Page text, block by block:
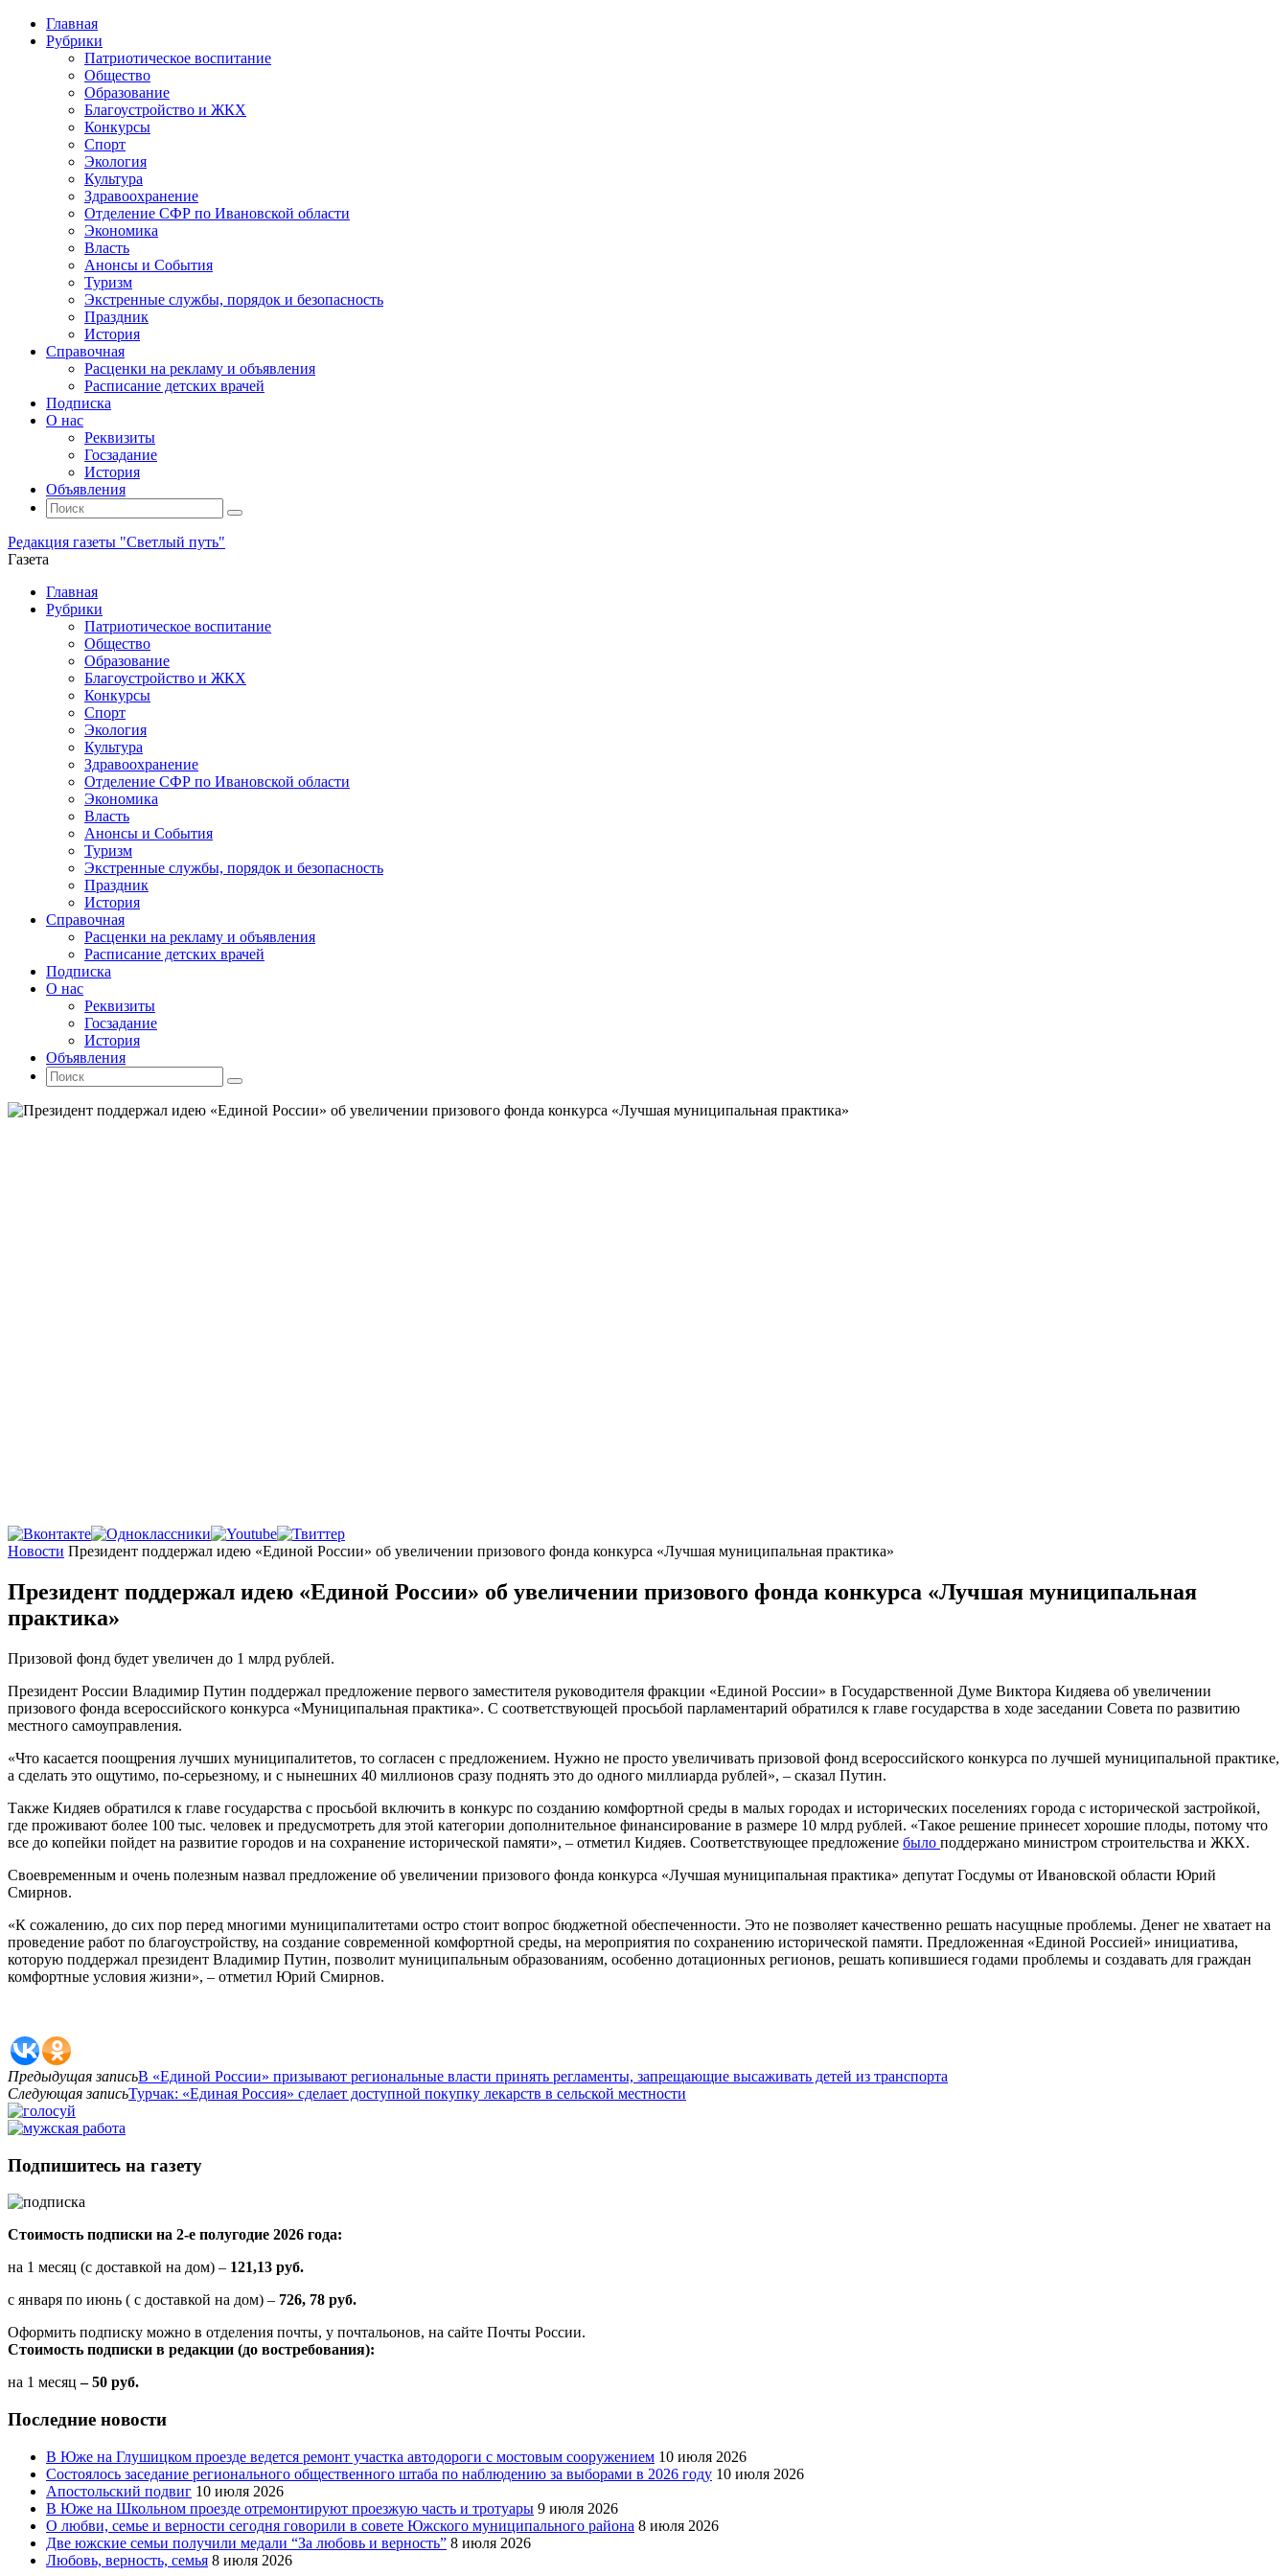
Главная
Рубрики
Патриотическое воспитание
Общество
Образование
Благоустройство и ЖКХ
Конкурсы
Спорт
Экология
Культура
Здравоохранение
Отделение СФР по Ивановской области
Экономика
Власть
Анонсы и События
Туризм
Экстренные службы, порядок и безопасность
Праздник
История
Справочная
Расценки на рекламу и объявления
Расписание детских врачей
Подписка
О нас
Реквизиты
Госзадание
История
Объявления
Поиск
Искать:
Поиск
Редакция газеты "Светлый путь"
Газета
Промотать
содержимому
Главная
Рубрики
Патриотическое воспитание
Общество
Образование
Благоустройство и ЖКХ
Конкурсы
Спорт
Экология
Культура
Здравоохранение
Отделение СФР по Ивановской области
Экономика
Власть
Анонсы и События
Туризм
Экстренные службы, порядок и безопасность
Праздник
История
Справочная
Расценки на рекламу и объявления
Расписание детских врачей
Подписка
О нас
Реквизиты
Госзадание
История
Объявления
Поиск
Искать:
Поиск
Главная
Новости Президент поддержал идею «Единой России» об увеличении призового фонда конкурса «Лучшая муниципальная практика»
Президент поддержал идею «Единой России» об увеличении призового фонда конкурса «Лучшая муниципальная
практика»
Призовой фонд будет увеличен до 1 млрд рублей.
Президент России Владимир Путин поддержал предложение первого заместителя руководителя фракции «Единой России» в Государственной Думе Виктора Кидяева об увеличении
призового фонда всероссийского конкурса «Муниципальная практика». С соответствующей просьбой парламентарий обратился к главе государства в ходе заседании Совета по развитию
местного самоуправления.
«Что касается поощрения лучших муниципалитетов, то согласен с предложением. Нужно не просто увеличивать призовой фонд всероссийского конкурса по лучшей муниципальной практике,
а сделать это ощутимо, по-серьезному, и с нынешних 40 миллионов сразу поднять это до одного миллиарда рублей», – сказал Путин.
Также Кидяев обратился к главе государства с просьбой включить в конкурс по созданию комфортной среды в малых городах и исторических поселениях города с исторической застройкой,
где проживают более 100 тыс. человек и предусмотреть для этой категории дополнительное финансирование в размере 10 млрд рублей. «Такое решение принесет хорошие плоды, потому что
все до копейки пойдет на развитие городов и на сохранение исторической памяти», – отметил Кидяев. Соответствующее предложение было поддержано министром строительства и ЖКХ.
Своевременным и очень полезным назвал предложение об увеличении призового фонда конкурса «Лучшая муниципальная практика» депутат Госдумы от Ивановской области Юрий
Смирнов.
«К сожалению, до сих пор перед многими муниципалитетами остро стоит вопрос бюджетной обеспеченности. Это не позволяет качественно решать насущные проблемы. Денег не хватает на
проведение работ по благоустройству, на создание современной комфортной среды, на мероприятия по сохранению исторической памяти. Предложенная «Единой Россией» инициатива,
которую поддержал президент Владимир Путин, позволит муниципальным образованиям, особенно дотационных регионов, решать копившиеся годами проблемы и создавать для граждан
комфортные условия жизни», – отметил Юрий Смирнов.
Предыдущая записьВ «Единой России» призывают региональные власти принять регламенты, запрещающие высаживать детей из транспорта
Следующая записьТурчак: «Единая Россия» сделает доступной покупку лекарств в сельской местности
Подпишитесь на газету
Стоимость подписки на 2-е полугодие 2026 года:
на 1 месяц (с доставкой на дом) – 121,13 руб.
с января по июнь ( с доставкой на дом) – 726, 78 руб.
Оформить подписку можно в отделения почты, у почтальонов, на сайте Почты России.
Стоимость подписки в редакции (до востребования):
на 1 месяц – 50 руб.
Последние новости
В Юже на Глушицком проезде ведется ремонт участка автодороги с мостовым сооружением 10 июля 2026
Состоялось заседание регионального общественного штаба по наблюдению за выборами в 2026 году 10 июля 2026
Апостольский подвиг 10 июля 2026
В Юже на Школьном проезде отремонтируют проезжую часть и тротуары 9 июля 2026
О любви, семье и верности сегодня говорили в совете Южского муниципального района 8 июля 2026
Две южские семьи получили медали “За любовь и верность” 8 июля 2026
Любовь, верность, семья 8 июля 2026